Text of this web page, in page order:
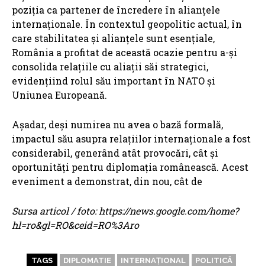
poziția ca partener de încredere în alianțele
internaționale. În contextul geopolitic actual, în
care stabilitatea și alianțele sunt esențiale,
România a profitat de această ocazie pentru a-și
consolida relațiile cu aliații săi strategici,
evidențiind rolul său important în NATO și
Uniunea Europeană.
Așadar, deși numirea nu avea o bază formală,
impactul său asupra relațiilor internaționale a fost
considerabil, generând atât provocări, cât și
oportunități pentru diplomația românească. Acest
eveniment a demonstrat, din nou, cât de
Sursa articol / foto: https://news.google.com/home?
hl=ro&gl=RO&ceid=RO%3Aro
TAGS DIPLOMATIE INTERNAȚIONAL POLITICĂ